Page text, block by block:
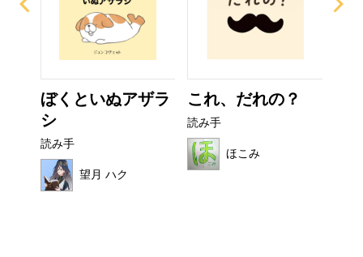
ぼくといぬアザラ
シ
読み手
望月 ハク
これ、だれの？
読み手
ほこみ